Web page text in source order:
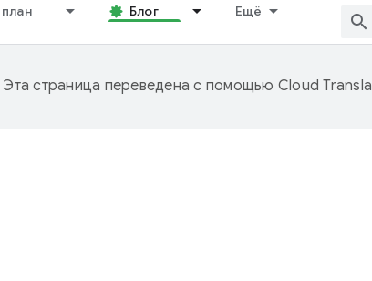
Блог Ещё
Эта страница переведена с помощью Cloud